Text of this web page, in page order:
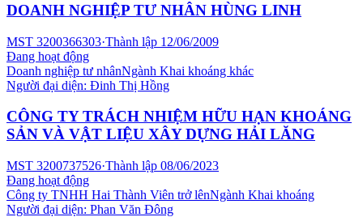
DOANH NGHIỆP TƯ NHÂN HÙNG LINH
MST 3200366303·Thành lập 12/06/2009
Đang hoạt động
Doanh nghiệp tư nhânNgành Khai khoáng khác
Người đại diện: Đinh Thị Hồng
CÔNG TY TRÁCH NHIỆM HỮU HẠN KHOÁNG
SẢN VÀ VẬT LIỆU XÂY DỰNG HẢI LĂNG
MST 3200737526·Thành lập 08/06/2023
Đang hoạt động
Công ty TNHH Hai Thành Viên trở lênNgành Khai khoáng
Người đại diện: Phan Văn Đông